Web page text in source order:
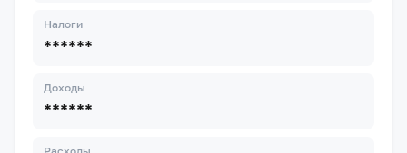
Налоги
******
Доходы
******